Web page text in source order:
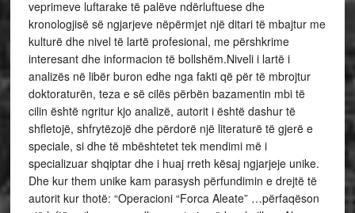
veprimeve luftarake të palëve ndërluftuese dhe
kronologjisë së ngjarjeve nëpërmjet një ditari të mbajtur me
kulturë dhe nivel të lartë profesional, me përshkrime
interesant dhe informacion të bollshëm.Niveli i lartë i
analizës në libër buron edhe nga fakti që për të mbrojtur
doktoraturën, teza e së cilës përbën bazamentin mbi të
cilin është ngritur kjo analizë, autorit i është dashur të
shfletojë, shfrytëzojë dhe përdorë një literaturë të gjerë e
speciale, si dhe të mbështetet tek mendimi më i
specializuar shqiptar dhe i huaj rreth kësaj ngjarjeje unike.
Dhe kur them unike kam parasysh përfundimin e drejtë të
autorit kur thotë: “Operacioni “Forca Aleate” …përfaqëson